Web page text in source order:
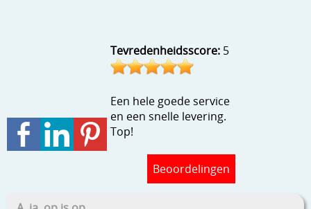
Tevredenheidsscore: 5
Een hele goede service
en een snelle levering.
Top!
Beoordelingen